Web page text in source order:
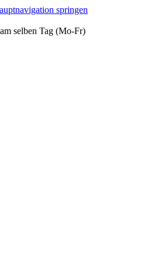
springen
selben Tag (Mo-Fr)